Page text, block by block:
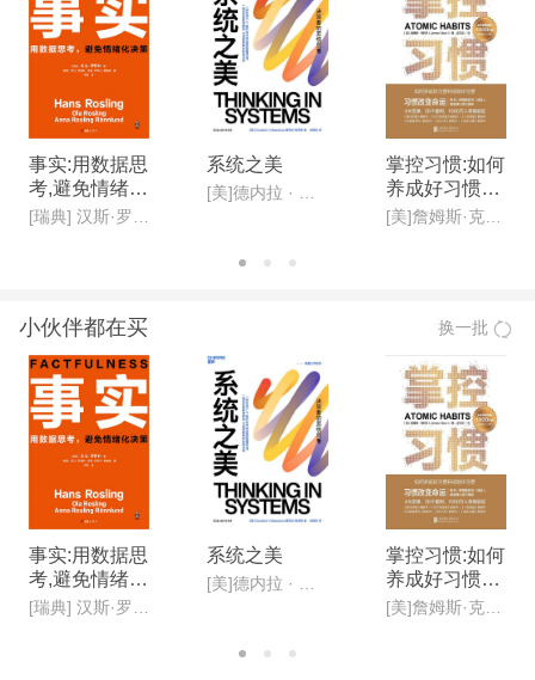
事实:用数据思
考,避免情绪化
决策(新版)
[瑞典] 汉斯·罗斯林, 欧拉·罗斯林,安娜·罗斯林·罗朗德
系统之美
[美]德内拉 · 梅多斯(Donella H· Meadows )
掌控习惯:如何
养成好习惯并
戒除坏习惯(新
[美]詹姆斯·克利尔,迩东晨/译
小伙伴都在买 换一批
事实:用数据思
考,避免情绪化
决策(新版)
系统之美
掌控习惯:如何
养成好习惯并
戒除坏习惯(新
[美]詹姆斯·克利尔,迩东晨/译